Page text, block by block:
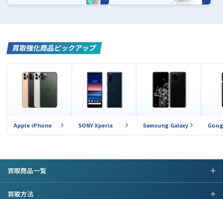
買取強化商品ピックアップ
Apple iPhone SONY Xperia Samsung Galaxy
買取商品一覧
買取方法